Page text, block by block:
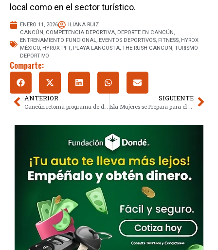
local como en el sector turístico.
ENERO 11, 2026
ILIANA RUIZ
CANCÚN COMPETENCIA DEPORTIVA DEPORTE EN CANCÚN
ENTRENAMIENTO FUNCIONAL
EVENTOS DEPORTIVOS FITNESS HYROX
MÉXICO HYROX PFT, PLAYA LANGOSTA THE RUSH CANCUN TURISMO
DEPORTIVO
Comparte:
ANTERIOR SIGUIENTE